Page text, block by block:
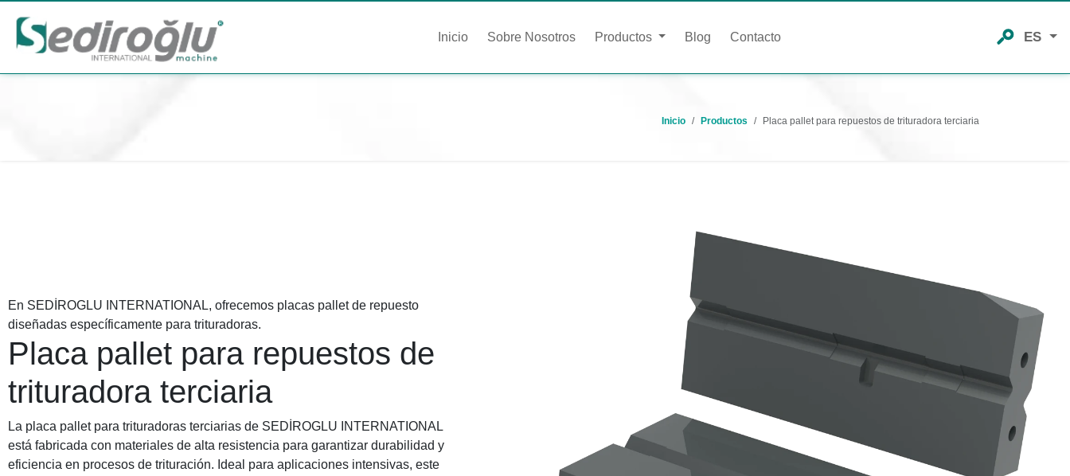
Inicio Sobre Nosotros Productos Blog Contacto ES
Inicio Productos Placa pallet para repuestos de trituradora terciaria
En SEDİROGLU INTERNATIONAL, ofrecemos placas pallet de repuesto
diseñadas específicamente para trituradoras.
Placa pallet para repuestos de
trituradora terciaria
La placa pallet para trituradoras terciarias de SEDİROGLU INTERNATIONAL
está fabricada con materiales de alta resistencia para garantizar durabilidad y
eficiencia en procesos de trituración. Ideal para aplicaciones intensivas, este